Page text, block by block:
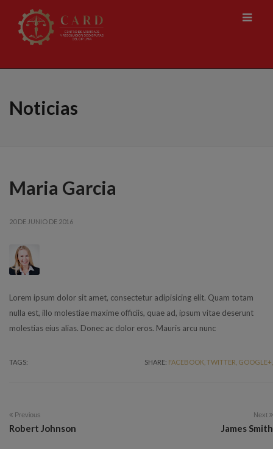
Noticias
Maria Garcia
20 DE JUNIO DE 2016
Lorem ipsum dolor sit amet, consectetur adipisicing elit. Quam totam
nulla est, illo molestiae maxime officiis, quae ad, ipsum vitae deserunt
molestias eius alias. Donec ac dolor eros. Mauris arcu nunc
TAGS: SHARE: FACEBOOK, TWITTER, GOOGLE+,
Previous
Robert Johnson
Next
James Smith